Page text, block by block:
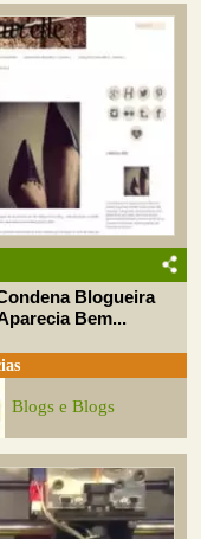
Blogueira
Bem...
Blogs e Blogs